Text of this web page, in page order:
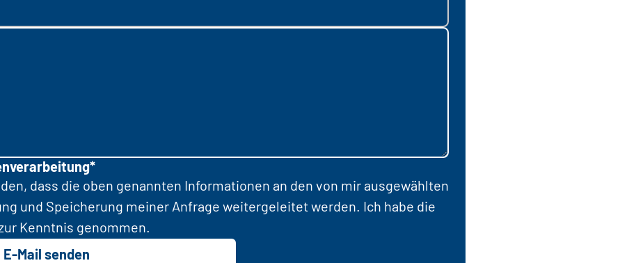
dass die oben genannten Informationen an den von mir ausgewählten
und Speicherung meiner Anfrage weitergeleitet werden. Ich habe die
Kenntnis genommen.
E-Mail senden